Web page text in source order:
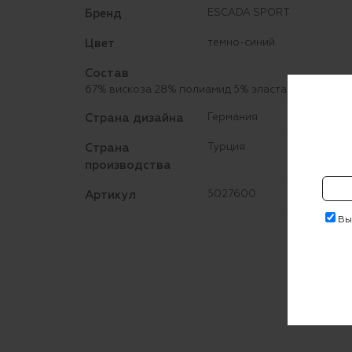
Бренд ESCADA SPORT
Цвет темно-синий
Состав
67% вискоза 28% полиамид 5% эластан
Страна дизайна Германия
Страна
производства
Турция
Артикул 5027600